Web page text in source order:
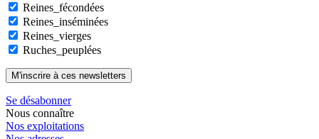
Reines_fécondées
Reines_inséminées
Reines_vierges
Ruches_peuplées
Se désabonner
Nous connaître
Nos exploitations